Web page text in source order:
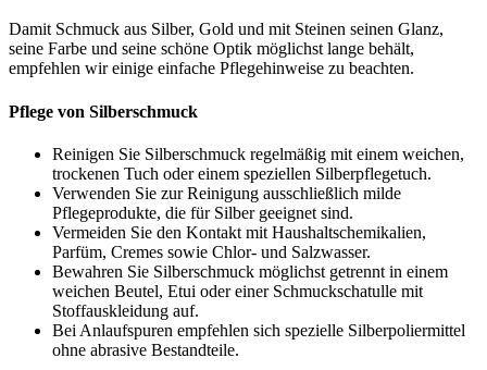
Damit Schmuck aus Silber, Gold und mit Steinen seinen Glanz,
seine Farbe und seine schöne Optik möglichst lange behält,
empfehlen wir einige einfache Pflegehinweise zu beachten.
Pflege von Silberschmuck
Reinigen Sie Silberschmuck regelmäßig mit einem weichen,
trockenen Tuch oder einem speziellen Silberpflegetuch.
Verwenden Sie zur Reinigung ausschließlich milde
Pflegeprodukte, die für Silber geeignet sind.
Vermeiden Sie den Kontakt mit Haushaltschemikalien,
Parfüm, Cremes sowie Chlor- und Salzwasser.
Bewahren Sie Silberschmuck möglichst getrennt in einem
weichen Beutel, Etui oder einer Schmuckschatulle mit
Stoffauskleidung auf.
Bei Anlaufspuren empfehlen sich spezielle Silberpoliermittel
ohne abrasive Bestandteile.